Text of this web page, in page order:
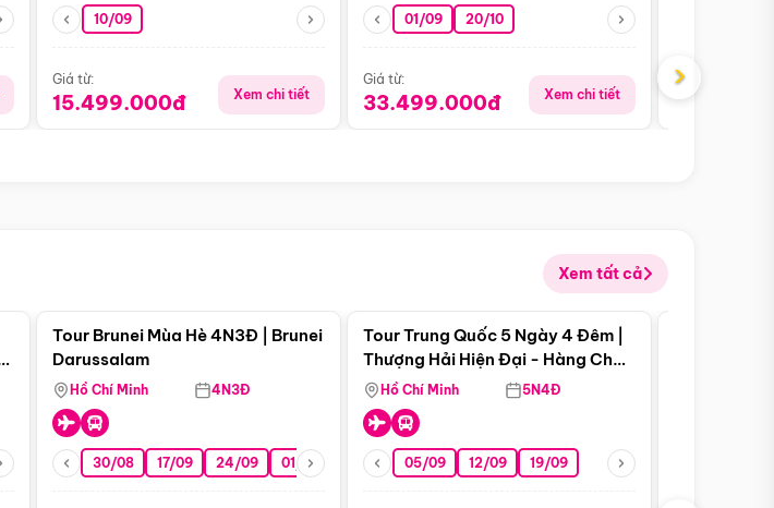
10/09
Giá từ:
15.499.000đ Xem chi tiết
01/09 20/10
Giá từ:
33.499.000đ Xem chi tiết
Giá từ:
›
Xem tất cả
Tour Brunei Mùa Hè 4N3Đ | Brunei
Darussalam
Hồ Chí Minh 4N3Đ
30/08 17/09 24/09 01/10 15/10 29/10
Điểm nổi bật
Tour Trung Quốc 5 Ngày 4 Đêm |
Thượng Hải Hiện Đại - Hàng Châu
Nên Thơ - Ô Trấn Cổ Kính
Hồ Chí Minh 5N4Đ
05/09 12/09 19/09